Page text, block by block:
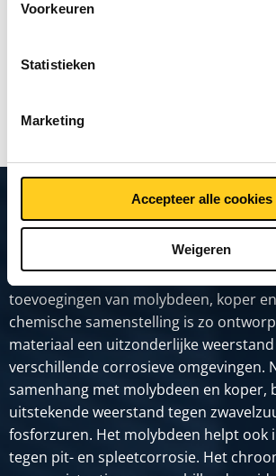
Voorkeuren
Statistieken
Marketing
Accepteer alle cookies
Weigeren
Alloy 825 is een nikkel-ijzer-chroom
toevoegingen van molybdeen, koper
chemische samenstelling is zo
materiaal een ​​uitzonderlijke
verschillende corrosieve omgevingen.
samenhang met molybdeen en koper,
uitstekende weerstand tegen
fosforzuren. Het molybdeen helpt ook
tegen pit- en spleetcorrosie. Het